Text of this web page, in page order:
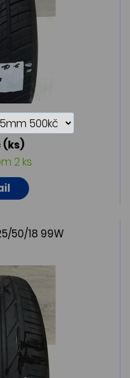
(ks)
2 ks
50/18 99W